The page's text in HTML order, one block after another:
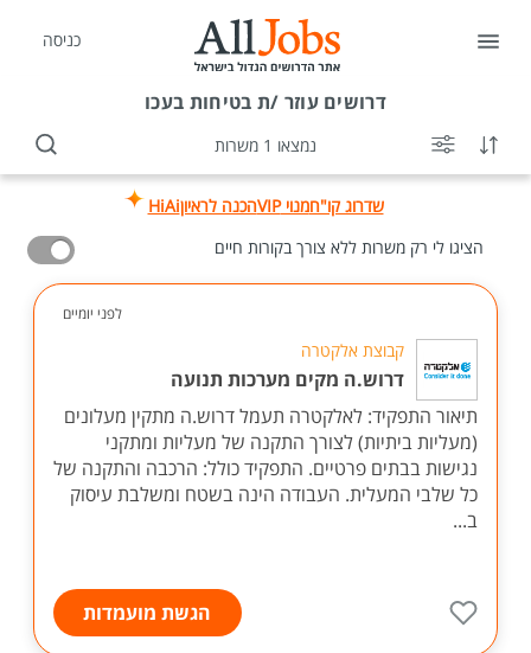
כניסה
דרושיםעוזר /ת בטיחות בעכו
נמצאו 1 משרות
שדרוג קו"חמנוי VIP הכנה לראיוןHiAi
הציגו לי רק משרות ללא צורך בקורות חיים
לפני יומיים
קבוצת אלקטרה
דרוש.ה מקים מערכות תנועה
תיאור התפקיד: לאלקטרה תעמל דרוש.ה מתקין מעלונים
(מעליות ביתיות) לצורך התקנה של מעליות ומתקני
נגישות בבתים פרטיים. התפקיד כולל: הרכבה והתקנה של
כל שלבי המעלית. העבודה הינה בשטח ומשלבת עיסוק
ב...
הגשת מועמדות